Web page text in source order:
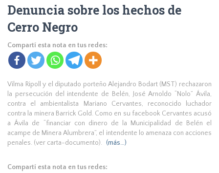
Denuncia sobre los hechos de
Cerro Negro
Compartí esta nota en tus redes:
Vilma Ripoll y el diputado porteño Alejandro Bodart (MST) rechazaron
la persecución del intendente de Belén, José Arnoldo “Nolo” Ávila,
contra el ambientalista Mariano Cervantes, reconocido luchador
contra la minera Barrick Gold. Como en su facebook Cervantes acusó
a Ávila de “financiar con dinero de la Municipalidad de Belén el
acampe de Minera Alumbrera”, el intendente lo amenaza con acciones
penales. (ver carta-documento).
(más…)
Compartí esta nota en tus redes: